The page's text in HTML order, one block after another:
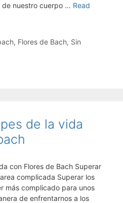
de nuestro cuerpo … Read
, Flores de Bach, Sin
de la vida
con Flores de Bach Superar
complicada Superar los
más complicado para unos
de enfrentarnos a los